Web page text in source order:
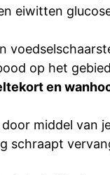
eiwitten
op het
en
middel
schraapt